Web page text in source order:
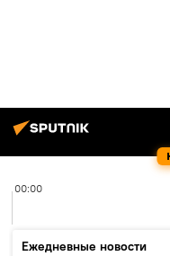
00:00
Ежедневные новости